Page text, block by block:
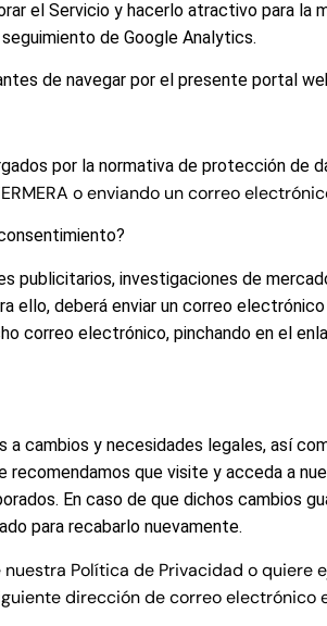
el Servicio y hacerlo atractivo para la
de Google Analytics.
de navegar por el presente portal
por la normativa de protección
o enviando un correo
publicitarios, investigaciones de
deberá enviar un correo
correo electrónico, pinchando en el
cambios y necesidades legales, así
que visite y acceda a
En caso de que dichos cambios
para recabarlo nuevamente.
Política de Privacidad o
dirección de correo electrónico